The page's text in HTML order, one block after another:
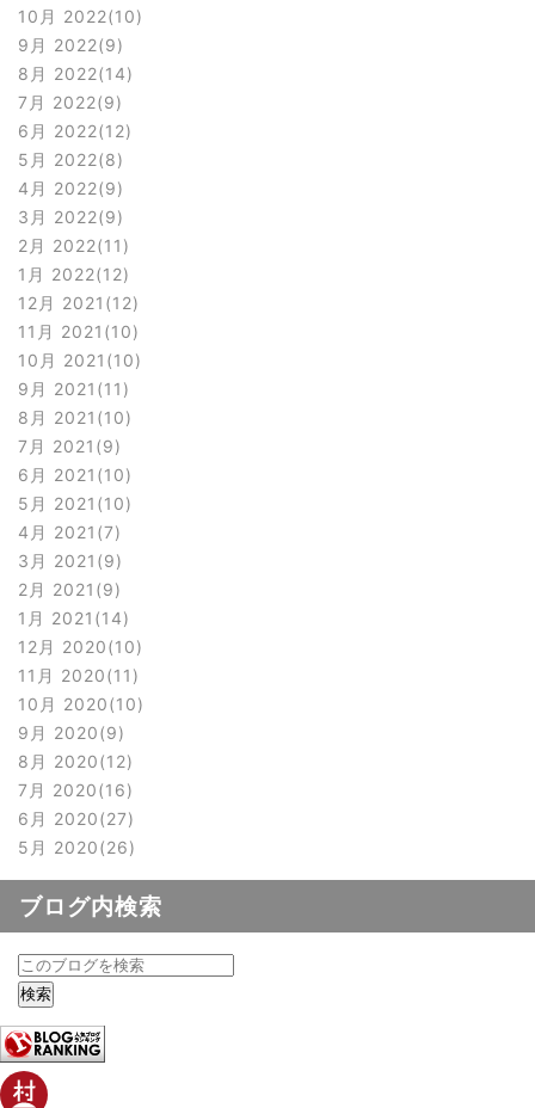
10月 2022 10
9月 2022 9
8月 2022 14
7月 2022 9
6月 2022 12
5月 2022 8
4月 2022 9
3月 2022 9
2月 2022 11
1月 2022 12
12月 2021 12
11月 2021 10
10月 2021 10
9月 2021 11
8月 2021 10
7月 2021 9
6月 2021 10
5月 2021 10
4月 2021 7
3月 2021 9
2月 2021 9
1月 2021 14
12月 2020 10
11月 2020 11
10月 2020 10
9月 2020 9
8月 2020 12
7月 2020 16
6月 2020 27
5月 2020 26
ブログ内検索